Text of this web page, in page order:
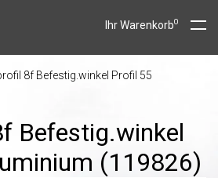
Ihr Warenkorb0
8f Befestig.winkel Profil 55
Befestig.winkel
(119826)